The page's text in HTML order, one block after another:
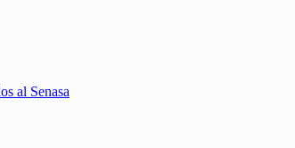
al Senasa